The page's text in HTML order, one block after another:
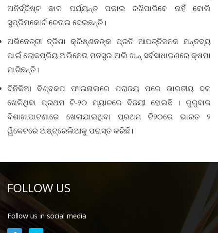
ଅନିର୍ଦ୍ଦିଷ୍ଟ କାଳ ପର୍ଯ୍ୟନ୍ତ ପକାଇ ରଖିପାରିବେ ନାହିଁ ବୋଲି
ସୁପ୍ରିମକୋର୍ଟ ଚେତାଇ ଦେଇଛନ୍ତି।
ଅଭିନେତ୍ରୀ ତ୍ରିଶା କ୍ରିଷ୍ଣନଙ୍କ ପ୍ରତି ଆପତ୍ତିଜନକ ମନ୍ତବ୍ୟ
ପାଇଁ ଲୋକପ୍ରିୟ ଅଭିନେତା ମନସୁର ଅଲି ଖାନ୍‌ ସର୍ବସାଧାରଣରେ କ୍ଷମା
ମାଗିଛନ୍ତି।
ଦିନିକିଆ ବିଶ୍ବକପ ଫାଇନାଲରେ ପରାଜୟ ପରେ ଭାରତୀୟ ଦଳ
ଖେଳିଥିବା ପ୍ରଥମ ଟି-୨୦ ମ୍ୟାଚରେ ବିଜୟୀ ହୋଇଛି । ଗୁରୁବାର
ବିଶାଖାପାଟଣାରେ ଖେଳାଯାଇଥିବା ପ୍ରଥମ ଟି୨୦ରେ ଭାରତ ୨
ୱିକେଟରେ ଅଷ୍ଟ୍ରେଲିଆକୁ ପରାସ୍ତ କରିଛି।
FOLLOW US
Follow us in social media